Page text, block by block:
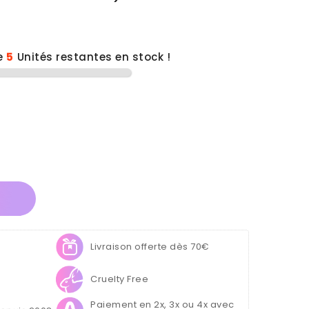
(1 avis)
5 Unités restantes en stock !
Livraison offerte dès 70€
Cruelty Free
Paiement en 2x, 3x ou 4x avec